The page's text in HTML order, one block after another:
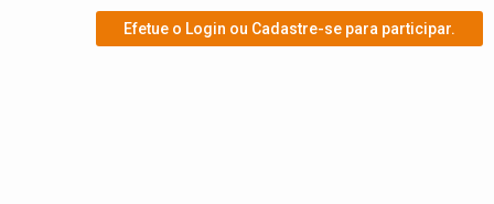
Efetue o Login ou Cadastre-se para participar.